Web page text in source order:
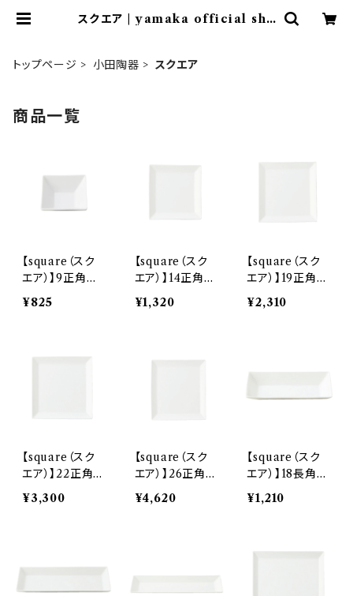
スクエア | yamaka official sho
トップページ 小田陶器 スクエア
商品一覧
【square（スク
エア）】9正角皿
（白) O-P004
01
¥825
【square（スク
エア）】14正角皿
（白) O-P003
01
¥1,320
【square（スク
エア）】19正角皿
（白) O-P002
01
¥2,310
【square（スク
エア）】22正角皿
（白) O-P009
¥3,300
【square（スク
エア）】26正角皿
（白) O-P001
¥4,620
【square（スク
エア）】18長角皿
（白) O-P010
¥1,210